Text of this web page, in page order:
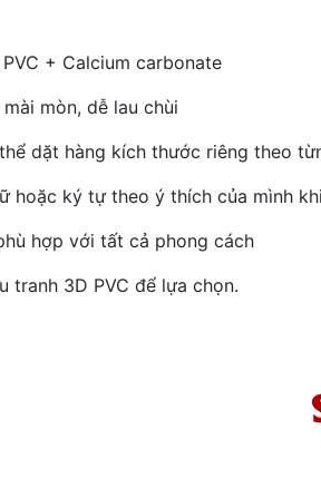
+ Calcium carbonate
mòn, dễ lau chùi
dặt hàng kích thước riêng theo
ký tự theo ý thích của mình
hợp với tất cả phong cách
3D PVC để lựa chọn.